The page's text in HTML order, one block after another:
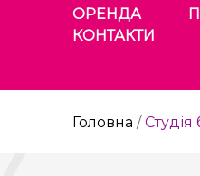
ОРЕНДА
КОНТАКТИ
Головна /Студія